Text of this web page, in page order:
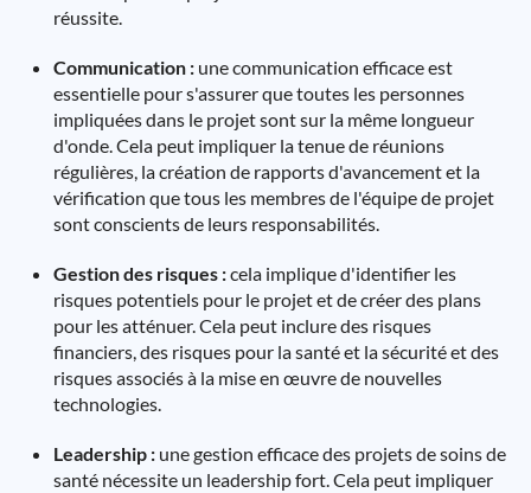
réussite.
Communication : une communication efficace est
essentielle pour s'assurer que toutes les personnes
impliquées dans le projet sont sur la même longueur
d'onde. Cela peut impliquer la tenue de réunions
régulières, la création de rapports d'avancement et la
vérification que tous les membres de l'équipe de projet
sont conscients de leurs responsabilités.
Gestion des risques :cela implique d'identifier les
risques potentiels pour le projet et de créer des plans
pour les atténuer. Cela peut inclure des risques
financiers, des risques pour la santé et la sécurité et des
risques associés à la mise en œuvre de nouvelles
technologies.
Leadership : une gestion efficace des projets de soins de
santé nécessite un leadership fort. Cela peut impliquer